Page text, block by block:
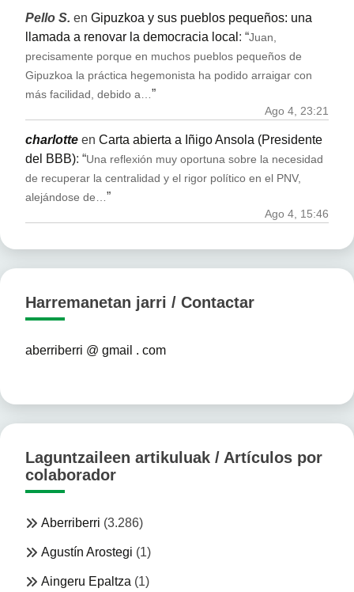
Pello S. en Gipuzkoa y sus pueblos pequeños: una
llamada a renovar la democracia local : “Juan,
precisamente porque en muchos pueblos pequeños de
Gipuzkoa la práctica hegemonista ha podido arraigar con
más facilidad, debido a… ”
Ago 4, 23:21
charlotte en Carta abierta a Iñigo Ansola (Presidente
del BBB): “Una reflexión muy oportuna sobre la necesidad
de recuperar la centralidad y el rigor político en el PNV,
alejándose de…”
Ago 4, 15:46
Harremanetan jarri / Contactar
aberriberri @ gmail . com
Laguntzaileen artikuluak / Artículos por
colaborador
Aberriberri (3.286)
Agustín Arostegi (1)
Aingeru Epaltza (1)